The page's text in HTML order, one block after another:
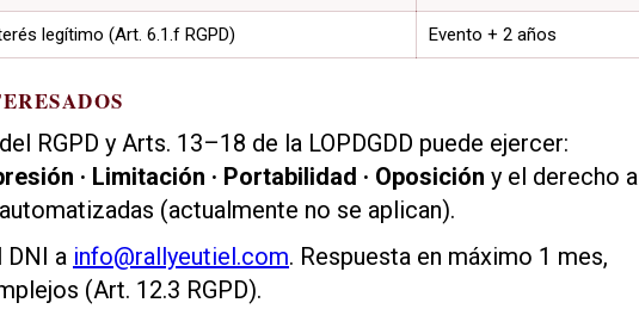
legítimo (Art. 6.1.f RGPD) Evento + 2 años
RGPD y Arts. 13–18 de la LOPDGDD puede ejercer:
· Limitación · Portabilidad · Oposición y el derecho a
(actualmente no se aplican).
DNI a info@rallyeutiel.com. Respuesta en máximo 1 mes,
(Art. 12.3 RGPD).